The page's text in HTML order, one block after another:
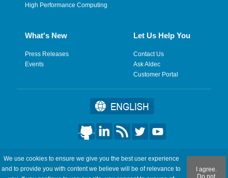
High Performance Computing
What's New
Press Releases
Events
Let Us Help You
Contact Us
Ask Aldec
Customer Portal
©2026 Aldec, Inc. All Rights Reserved.
Legal | Privacy | Site Map | RSS Feeds | フィードバックを送
We use cookies to ensure we give you the best user experience
and to provide you with content we believe will be of relevance to
I agree.
Do not